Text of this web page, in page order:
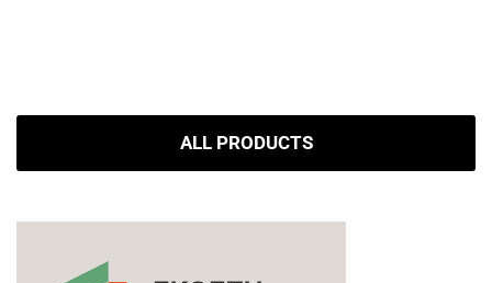
ALL PRODUCTS